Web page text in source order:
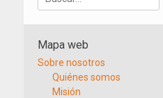
Mapa web
Sobre nosotros
Quiénes somos
Misión